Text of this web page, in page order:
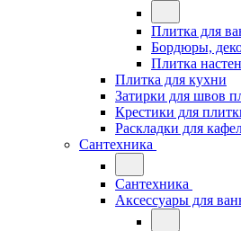
Плитка для
Бордюры,
Плитка
Плитка для кухни
Затирки для швов
Крестики для
Раскладки для
Сантехника
Сантехника
Аксессуары для